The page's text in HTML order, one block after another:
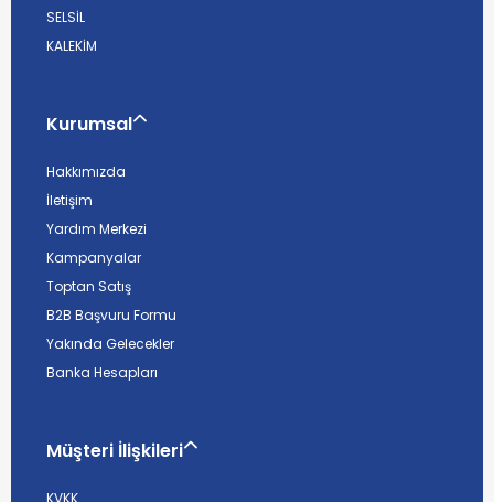
SELSİL
KALEKİM
Kurumsal
Hakkımızda
İletişim
Yardım Merkezi
Kampanyalar
Toptan Satış
B2B Başvuru Formu
Yakında Gelecekler
Banka Hesapları
Müşteri İlişkileri
KVKK